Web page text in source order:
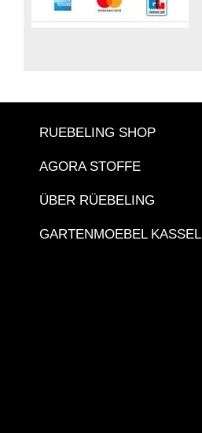
RUEBELING SHOP
AGORA STOFFE
ÜBER RÜEBELING
GARTENMOEBEL KASSEL